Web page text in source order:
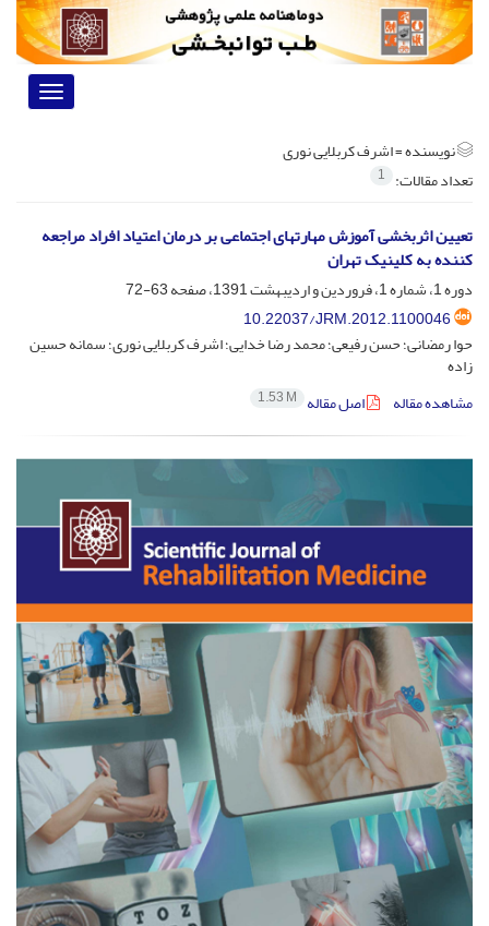
Toggle
نویسنده =اشرف کربلایی نوری
تعداد مقالات: 1
تعیین اثربخشی آموزش مهارتهای اجتماعی بر درمان اعتیاد افراد مراجعه
کننده به کلینیک تهران
دوره 1، شماره 1، فروردین و اردیبهشت 1391، صفحه
63-72
10.22037/JRM.2012.1100046
حوا رمضانی؛ حسن رفیعی؛ محمد رضا خدایی؛ اشرف کربلایی نوری؛ سمانه حسین
زاده
مشاهده مقاله
اصل مقاله 1.53 M